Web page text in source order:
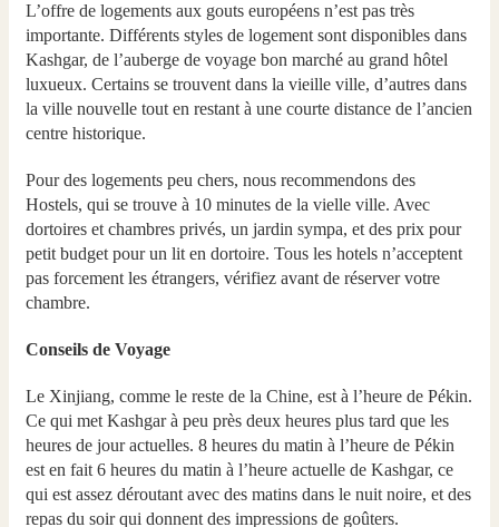
L’offre de logements aux gouts européens n’est pas très
importante. Différents styles de logement sont disponibles dans
Kashgar, de l’auberge de voyage bon marché au grand hôtel
luxueux. Certains se trouvent dans la vieille ville, d’autres dans
la ville nouvelle tout en restant à une courte distance de l’ancien
centre historique.
Pour des logements peu chers, nous recommendons des
Hostels, qui se trouve à 10 minutes de la vielle ville. Avec
dortoires et chambres privés, un jardin sympa, et des prix pour
petit budget pour un lit en dortoire. Tous les hotels n’acceptent
pas forcement les étrangers, vérifiez avant de réserver votre
chambre.
Conseils de Voyage
Le Xinjiang, comme le reste de la Chine, est à l’heure de Pékin.
Ce qui met Kashgar à peu près deux heures plus tard que les
heures de jour actuelles. 8 heures du matin à l’heure de Pékin
est en fait 6 heures du matin à l’heure actuelle de Kashgar, ce
qui est assez déroutant avec des matins dans le nuit noire, et des
repas du soir qui donnent des impressions de goûters.